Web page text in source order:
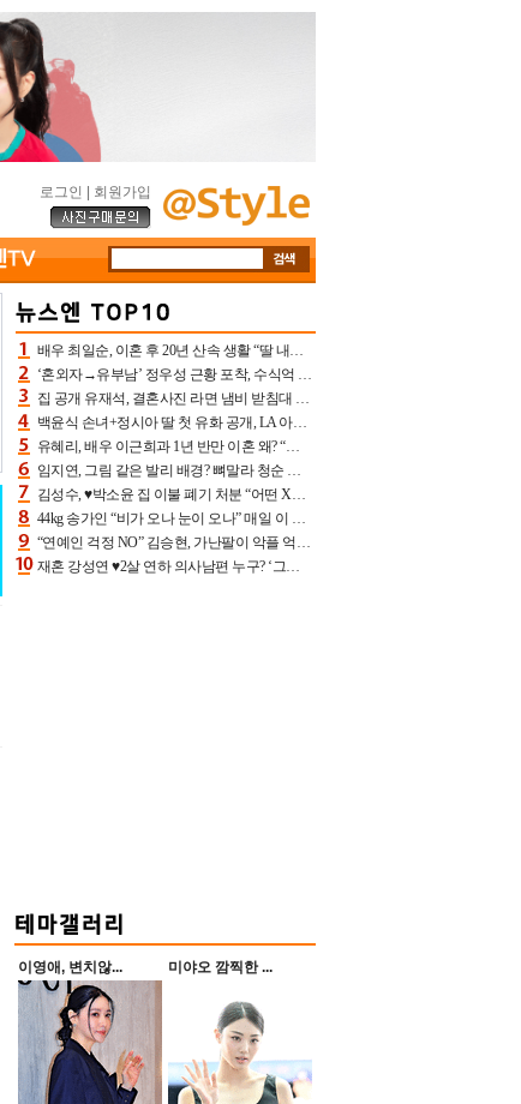
로그인 회원가입
배우 최일순, 이혼 후 20년 산속 생활 “딸 내가 버렸다고 원망‥맘 아파”(특종)[어제TV]
‘혼외자→유부남’ 정우성 근황 포착, 수식억 해킹 피해 후배 만났다 “존경하는”
집 공개 유재석, 결혼사진 라면 냄비 받침대 되고 분노‥가족사진도 피해(놀뭐)[어제TV]
백윤식 손녀+정시아 딸 첫 유화 공개, LA 아트쇼→서울국제조각페스타 작가다운 수준급 실력
유혜리, 배우 이근희과 1년 반만 이혼 왜? “식칼 꽂고 의자 던져” 충격 폭로(특종)[어제TV]
임지연, 그림 같은 발리 배경? 뼈말라 청순 비키니 핏에 상대 안 되네
김성수, ♥박소윤 집 이불 폐기 처분 “어떤 X이랑 썼을지 몰라” 질투(신랑수업2)[어제TV]
44kg 송가인 “비가 오나 눈이 오나” 매일 이 운동, 허벅지 근육량 상승+체지방 감소
“연예인 걱정 NO” 김승현, 가난팔이 악플 억울할만‥아내+딸과 日 여행
재혼 강성연 ♥2살 연하 의사남편 누구? ‘그알’ 자문의에 훈남 비주얼 초엘리트 스펙 [종합]
이영애, 변치않... 미야오 깜찍한 ...